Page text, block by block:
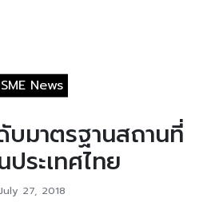
SME News
บมาตรฐานสถานที่
ระเทศไทย
July 27, 2018